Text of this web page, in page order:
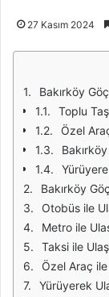
27 Kasım 2024
Bakırköy
Toplu
Özel
Bakırköy
Otobüs ile
Metro ile
Taksi ile
Özel Araç ile
Yürüyerek